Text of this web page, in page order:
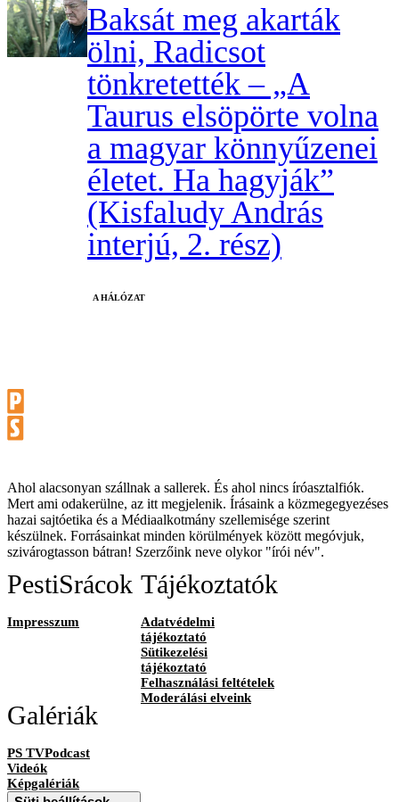
Baksát meg akarták
ölni, Radicsot
tönkretették – „A
Taurus elsöpörte volna
a magyar könnyűzenei
életet. Ha hagyják”
(Kisfaludy András
interjú, 2. rész)
A HÁLÓZAT
Ahol alacsonyan szállnak a sallerek. És ahol nincs íróasztalfiók.
Mert ami odakerülne, az itt megjelenik. Írásaink a közmegegyezéses
hazai sajtóetika és a Médiaalkotmány szellemisége szerint
készülnek. Forrásainkat minden körülmények között megóvjuk,
szivárogtasson bátran! Szerzőink neve olykor "írói név".
PestiSrácok
Impresszum
Tájékoztatók
Adatvédelmi
tájékoztató
Sütikezelési
tájékoztató
Felhasználási feltételek
Moderálási elveink
Galériák
PS TVPodcast
Videók
Képgalériák